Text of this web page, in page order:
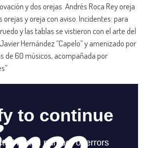
y dos orejas. Andrés Roca Rey oreja
orejas y oreja con aviso. Incidentes: para
y las tablas se vistieron con el arte del
Hernández “Capelo” y amenizado por
de 60 músicos, acompañada por